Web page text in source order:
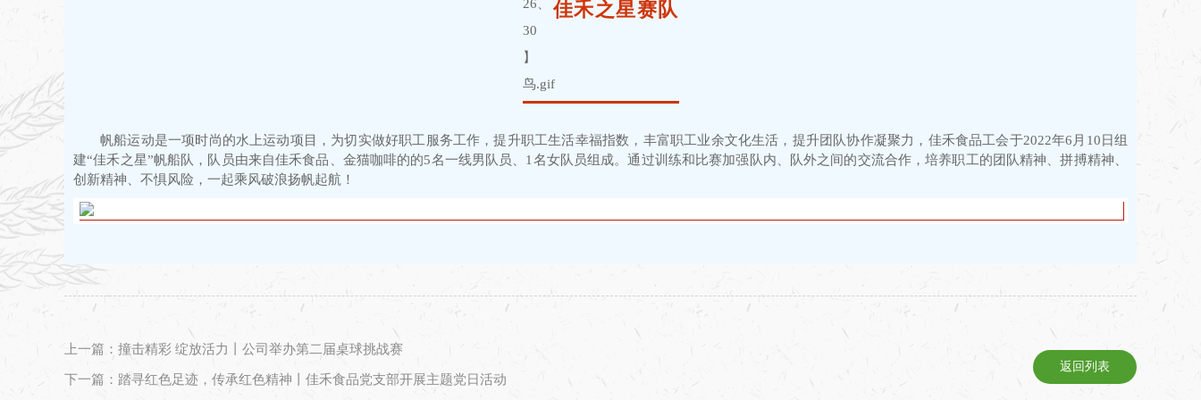
佳禾之星赛队
帆船运动是一项时尚的水上运动项目，为切实做好职工服务工作，提升职工生活幸福指数，丰富职工业余文化生活，提升团队协作凝聚力，佳禾食品工会于2022年6月10日组
建“佳禾之星”帆船队，队员由来自佳禾食品、金猫咖啡的的5名一线男队员、1名女队员组成。通过训练和比赛加强队内、队外之间的交流合作，培养职工的团队精神、拼搏精神、
创新精神、不惧风险，一起乘风破浪扬帆起航！
返回列表
上一篇：撞击精彩 绽放活力丨公司举办第二届桌球挑战赛
下一篇：踏寻红色足迹，传承红色精神丨佳禾食品党支部开展主题党日活动